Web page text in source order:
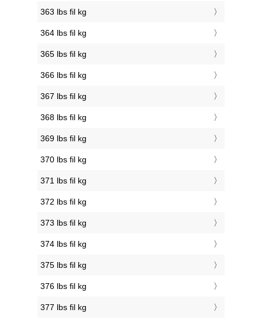
363 lbs fil kg
364 lbs fil kg
365 lbs fil kg
366 lbs fil kg
367 lbs fil kg
368 lbs fil kg
369 lbs fil kg
370 lbs fil kg
371 lbs fil kg
372 lbs fil kg
373 lbs fil kg
374 lbs fil kg
375 lbs fil kg
376 lbs fil kg
377 lbs fil kg